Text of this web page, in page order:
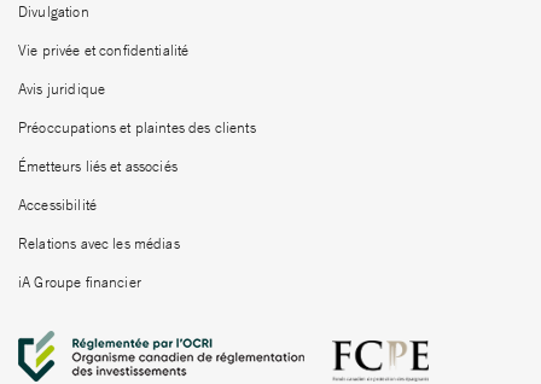
Divulgation
Vie privée et confidentialité
Avis juridique
Préoccupations et plaintes des clients
Émetteurs liés et associés
Accessibilité
Relations avec les médias
iA Groupe financier